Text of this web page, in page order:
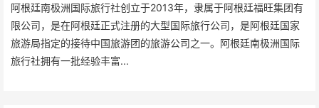
阿根廷南极洲国际旅行社创立于2013年，隶属于阿根廷福旺集团有
限公司，是在阿根廷正式注册的大型国际旅行公司，是阿根廷国家
旅游局指定的接待中国旅游团的旅游公司之一。阿根廷南极洲国际
旅行社拥有一批经验丰富...